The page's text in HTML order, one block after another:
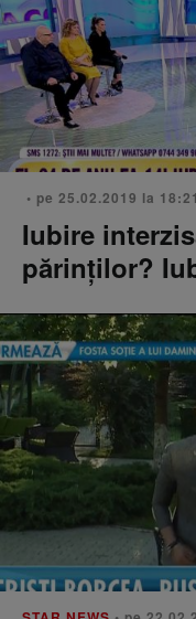
• pe 25.02.2019 la 18:21
Iubire
părinților?